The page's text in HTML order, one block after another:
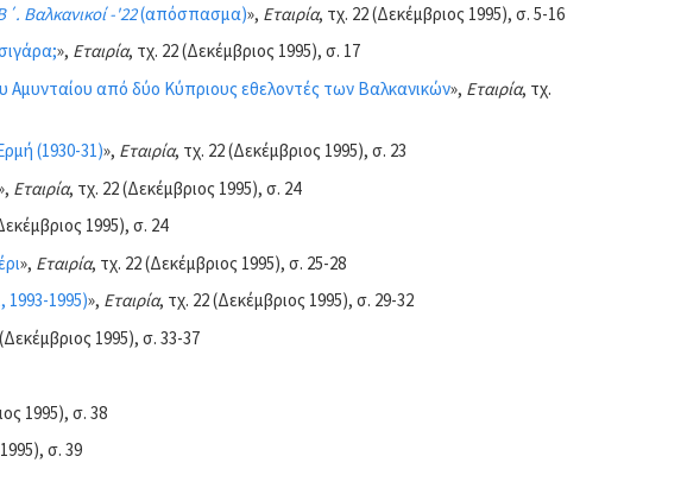
Βαλκανικοί -'22(απόσπασμα)», Εταιρία, τχ. 22 (Δεκέμβριος 1995), σ. 5-16
», Εταιρία, τχ. 22 (Δεκέμβριος 1995), σ. 17
Αμυνταίου από δύο Κύπριους εθελοντές των Βαλκανικών», Εταιρία, τχ.
(1930-31)», Εταιρία, τχ. 22 (Δεκέμβριος 1995), σ. 23
Εταιρία, τχ. 22 (Δεκέμβριος 1995), σ. 24
1995), σ. 24
», Εταιρία, τχ. 22 (Δεκέμβριος 1995), σ. 25-28
1993-1995)», Εταιρία, τχ. 22 (Δεκέμβριος 1995), σ. 29-32
1995), σ. 33-37
1995), σ. 38
σ. 39